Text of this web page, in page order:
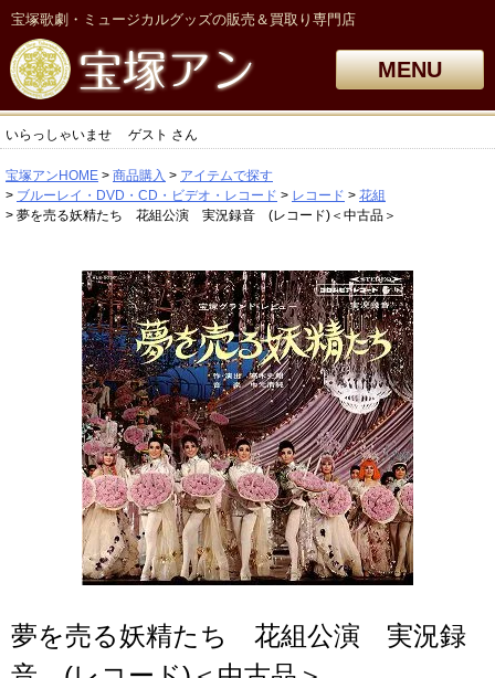
宝塚歌劇・ミュージカルグッズの販売＆買取り専門店
MENU
いらっしゃいませ ゲスト さん
宝塚アンHOME 商品購入
アイテムで探す
ブルーレイ・DVD・CD・ビデオ・レコード
レコード
花組
夢を売る妖精たち 花組公演 実況録音 (レコード)＜中古品＞
夢を売る妖精たち 花組公演 実況録